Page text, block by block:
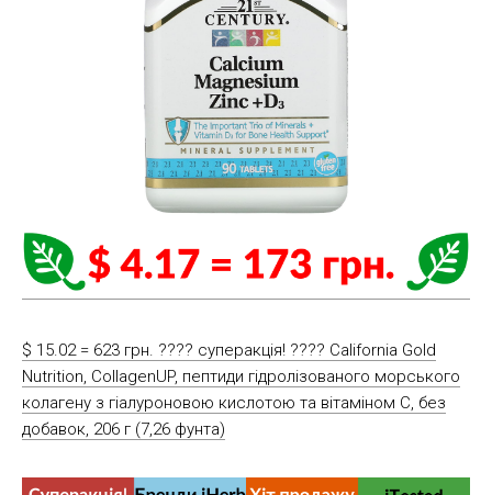
$ 15.02 = 623 грн. ???? cуперакція! ???? California Gold
Nutrition, CollagenUP, пептиди гідролізованого морського
колагену з гіалуроновою кислотою та вітаміном C, без
добавок, 206 г (7,26 фунта)